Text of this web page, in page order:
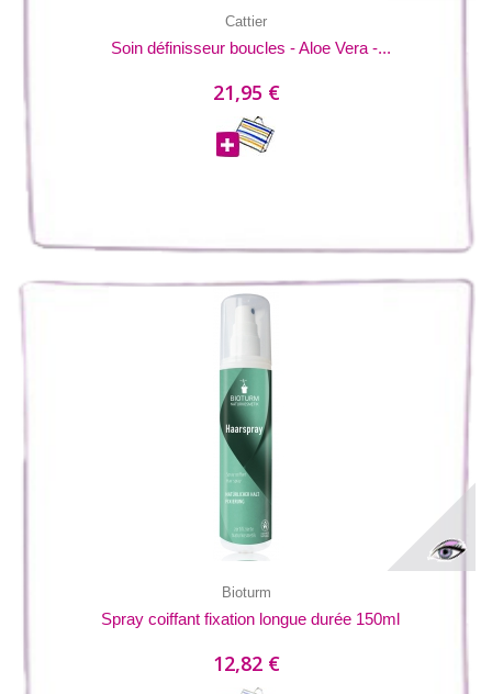
Cattier
Soin définisseur boucles - Aloe Vera -...
21,95 €
Bioturm
Spray coiffant fixation longue durée 150ml
12,82 €